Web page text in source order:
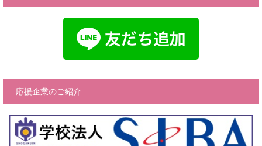
応援企業のご紹介